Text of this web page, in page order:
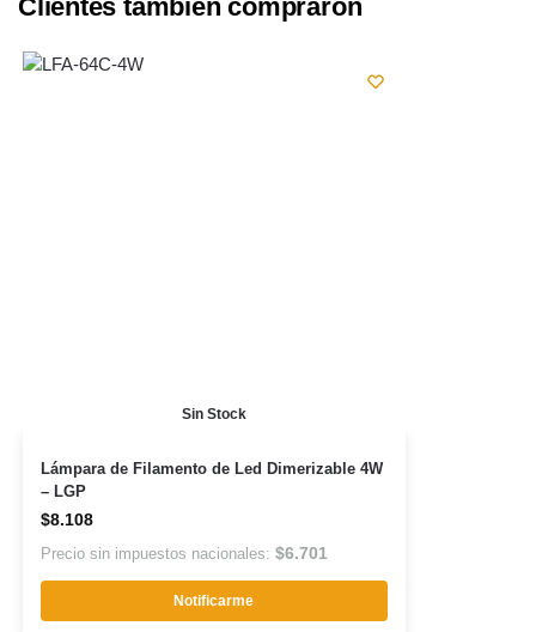
Clientes también compraron
Sin Stock
Lámpara de Filamento de Led Dimerizable 4W
– LGP
$8.108
Precio sin impuestos nacionales: $6.701
Notificarme